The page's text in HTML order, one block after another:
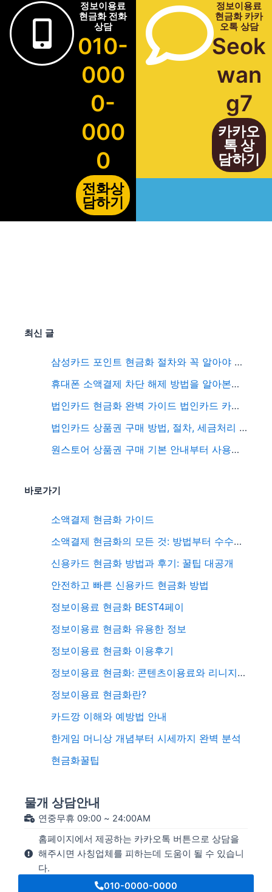
정보이용료
현금화 전화
상담
010-
000
0-
000
0
전화상
담하기
정보이용료
현금화 카카
오톡 상담
Seok
wan
g7
카카오
톡 상
담하기
010-0000-0000
최신 글
삼성카드 포인트 현금화 절차와 꼭 알아야 할 포인트 현금화 주의사항
휴대폰 소액결제 차단 해제 방법을 알아본다면 여기서 정확하게 알고가자
법인카드 현금화 완벽 가이드 법인카드 카드깡의 실체까지 모두 공유
법인카드 상품권 구매 방법, 절차, 세금처리 3가지 중요한 정보 공유
원스토어 상품권 구매 기본 안내부터 사용후기, 추천 상품, 종류 및 특징 활용방법 핵심파악하기
바로가기
소액결제 현금화 가이드
소액결제 현금화의 모든 것: 방법부터 수수료까지 총정리
신용카드 현금화 방법과 후기: 꿀팁 대공개
안전하고 빠른 신용카드 현금화 방법
정보이용료 현금화 BEST4페이
정보이용료 현금화 유용한 정보
정보이용료 현금화 이용후기
정보이용료 현금화: 콘텐츠이용료와 리니지 M 다이아 활용 전략
정보이용료 현금화란?
카드깡 이해와 예방법 안내
한게임 머니상 개념부터 시세까지 완벽 분석
현금화꿀팁
물개 상담안내
연중무휴 09:00 ~ 24:00AM
홈페이지에서 제공하는 카카오톡 버튼으로 상담을
해주시면 사칭업체를 피하는데 도움이 될 수 있습니
다.